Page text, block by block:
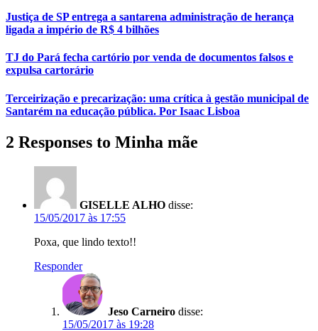
Justiça de SP entrega a santarena administração de herança
ligada a império de R$ 4 bilhões
TJ do Pará fecha cartório por venda de documentos falsos e
expulsa cartorário
Terceirização e precarização: uma crítica à gestão municipal de
Santarém na educação pública. Por Isaac Lisboa
2 Responses to Minha mãe
GISELLE ALHO disse:
15/05/2017 às 17:55
Poxa, que lindo texto!!
Responder
Jeso Carneiro disse:
15/05/2017 às 19:28